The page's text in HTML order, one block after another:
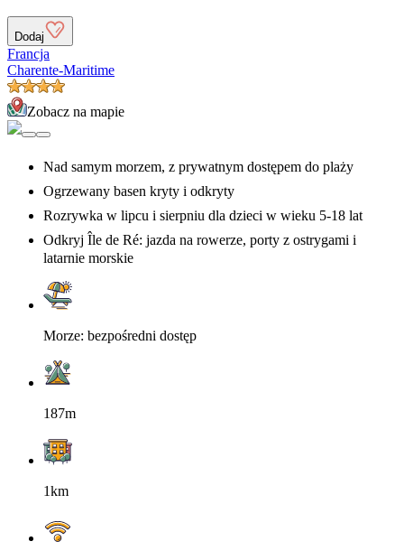
Dodaj
Francja
Charente-Maritime
Zobacz na mapie
Nad samym morzem, z prywatnym dostępem do plaży
Ogrzewany basen kryty i odkryty
Rozrywka w lipcu i sierpniu dla dzieci w wieku 5-18 lat
Odkryj Île de Ré: jazda na rowerze, porty z ostrygami i
latarnie morskie
Morze: bezpośredni dostęp
187m
1km